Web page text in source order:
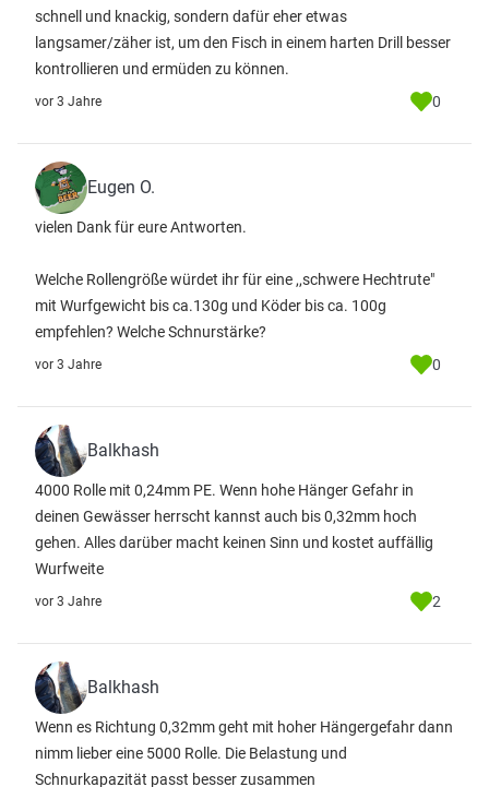
schnell und knackig, sondern dafür eher etwas
langsamer/zäher ist, um den Fisch in einem harten Drill besser
kontrollieren und ermüden zu können.
vor 3 Jahre 0
Eugen O.
vielen Dank für eure Antworten.
Welche Rollengröße würdet ihr für eine ,,schwere Hechtrute"
mit Wurfgewicht bis ca.130g und Köder bis ca. 100g
empfehlen? Welche Schnurstärke?
vor 3 Jahre 0
Balkhash
4000 Rolle mit 0,24mm PE. Wenn hohe Hänger Gefahr in
deinen Gewässer herrscht kannst auch bis 0,32mm hoch
gehen. Alles darüber macht keinen Sinn und kostet auffällig
Wurfweite
vor 3 Jahre 2
Balkhash
Wenn es Richtung 0,32mm geht mit hoher Hängergefahr dann
nimm lieber eine 5000 Rolle. Die Belastung und
Schnurkapazität passt besser zusammen